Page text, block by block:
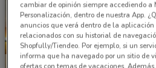
cambiar de opinión siempre accediendo a
Personalización, dentro de nuestra App.
anuncios que verá dentro de la
relacionados con su historial de
Shopfully/Tiendeo. Por ejemplo, si un
informa que ha navegado por un sitio de